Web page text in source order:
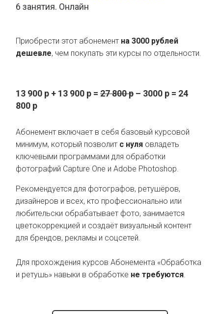
6 занятия. Онлайн
Приобрести этот абонемент на 3000 рублей
дешевле, чем покупать эти курсы по отдельности.
13 900 р + 13 900 р = 27 800р – 3000 р = 24
800 р
Абонемент включает в себя базовый курсовой
минимум, который позволит с нуля овладеть
ключевыми программами для обработки
фотографий Capture One и Adobe Photoshop.
Рекомендуется для фотографов, ретушёров,
дизайнеров и всех, кто профессионально или
любительски обрабатывает фото, занимается
цветокоррекцией и создаёт визуальный контент
для брендов, рекламы и соцсетей.
Для прохождения курсов Абонемента «Обработка
и ретушь» навыки в обработке не требуются